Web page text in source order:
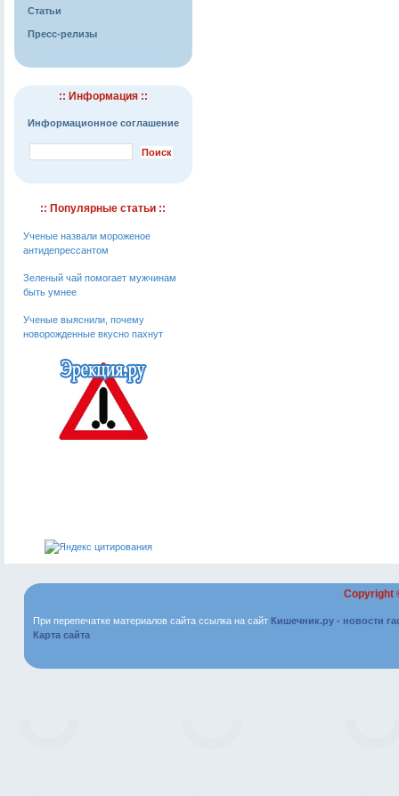
Статьи
Пресс-релизы
:: Информация ::
Информационное соглашение
:: Популярные статьи ::
Ученые назвали мороженое
антидепрессантом
Зеленый чай помогает мужчинам
быть умнее
Ученые выяснили, почему
новорожденные вкусно пахнут
Copyright
При перепечатке материалов сайта ссылка на сайт Кишечник.ру - новости
Карта сайта